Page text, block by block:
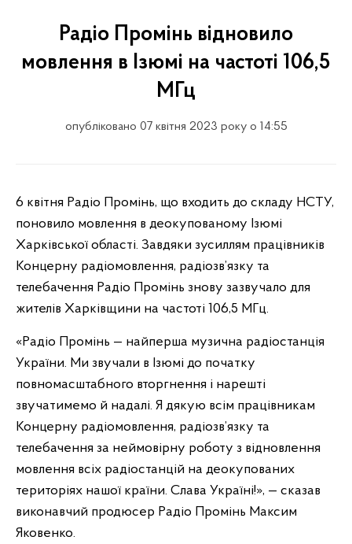
Радіо Промінь відновило
мовлення в Ізюмі на частоті 106,5
МГц
опубліковано 07 квітня 2023 року о 14:55
6 квітня Радіо Промінь, що входить до складу НСТУ,
поновило мовлення в деокупованому Ізюмі
Харківської області. Завдяки зусиллям працівників
Концерну радіомовлення, радіозв’язку та
телебачення Радіо Промінь знову зазвучало для
жителів Харківщини на частоті 106,5 МГц.
«Радіо Промінь — найперша музична радіостанція
України. Ми звучали в Ізюмі до початку
повномасштабного вторгнення і нарешті
звучатимемо й надалі. Я дякую всім працівникам
Концерну радіомовлення, радіозв’язку та
телебачення за неймовірну роботу з відновлення
мовлення всіх радіостанцій на деокупованих
територіях нашої країни. Слава Україні!», — сказав
виконавчий продюсер Радіо Промінь Максим
Яковенко.